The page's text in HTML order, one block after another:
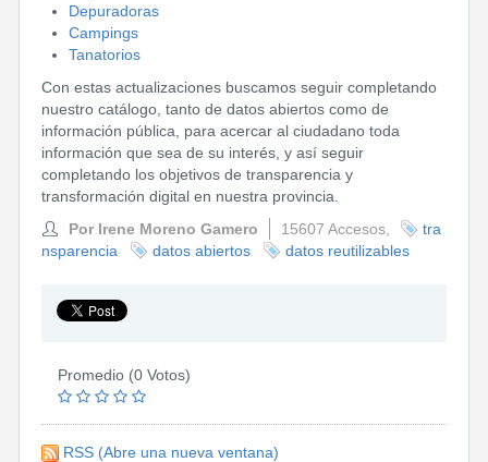
Depuradoras
Campings
Tanatorios
Con estas actualizaciones buscamos seguir completando
nuestro catálogo, tanto de datos abiertos como de
información pública, para acercar al ciudadano toda
información que sea de su interés, y así seguir
completando los objetivos de transparencia y
transformación digital en nuestra provincia.
Por Irene Moreno Gamero
15607 Accesos,
tra
nsparencia
datos abiertos datos reutilizables
Promedio (0 Votos)
RSS (Abre una nueva ventana)